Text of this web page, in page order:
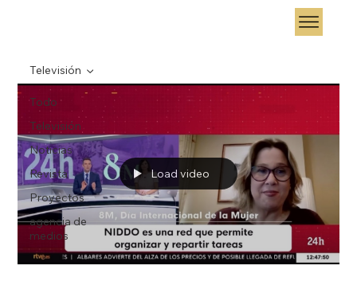
Todo
Televisión
Noticias
Revista
Proyectos
agencia de
medios
Televisión
Load video